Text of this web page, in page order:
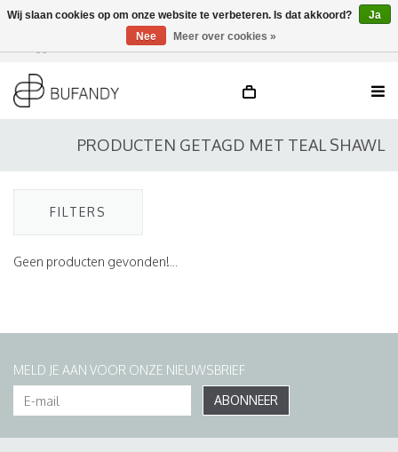
DE / EN
PRODUCTEN GETAGD MET TEAL SHAWL
FILTERS
Geen producten gevonden!...
MELD JE AAN VOOR ONZE NIEUWSBRIEF
ABONNEER
Wij slaan cookies op om onze website te verbeteren. Is dat akkoord?
Ja
Nee
Meer over cookies »